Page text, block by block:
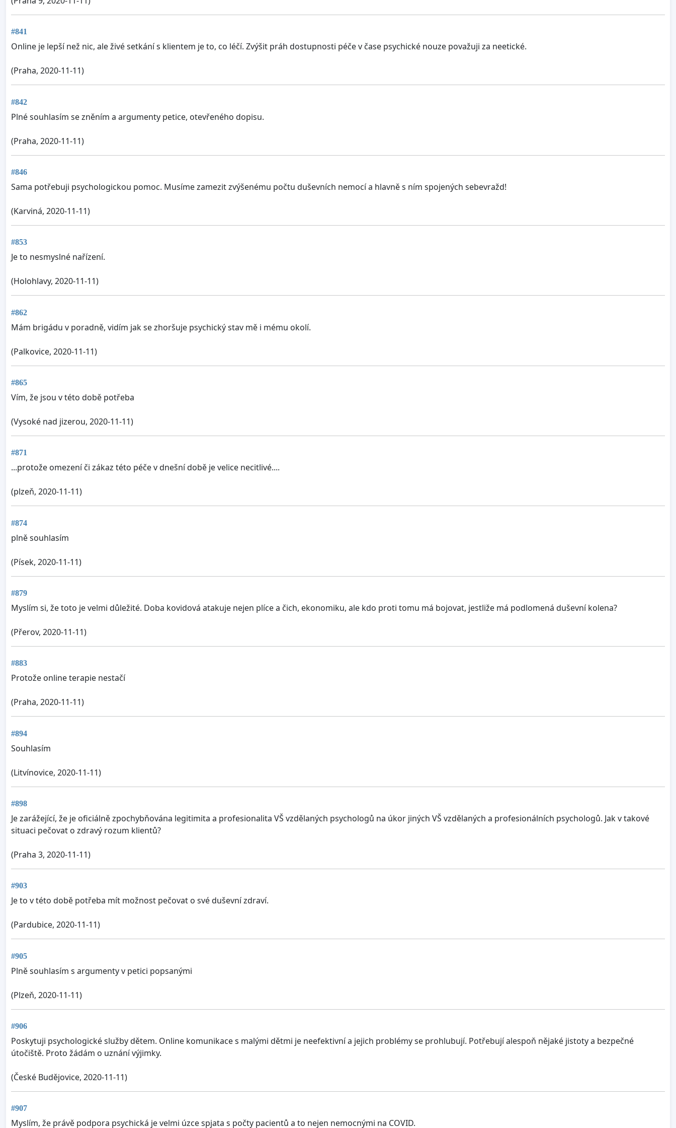
#841
Online je lepší než nic, ale živé setkání s klientem je to, co léčí. Zvýšit práh dostupnosti péče v čase psychické nouze považuji za neetické.
(Praha, 2020-11-11)
#842
Plné souhlasím se zněním a argumenty petice, otevřeného dopisu.
(Praha, 2020-11-11)
#846
Sama potřebuji psychologickou pomoc. Musíme zamezit zvýšenému počtu duševních nemocí a hlavně s ním spojených sebevražd!
(Karviná, 2020-11-11)
#853
Je to nesmyslné nařízení.
(Holohlavy, 2020-11-11)
#862
Mám brigádu v poradně, vidím jak se zhoršuje psychický stav mě i mému okolí.
(Palkovice, 2020-11-11)
#865
Vím, že jsou v této době potřeba
(Vysoké nad jizerou, 2020-11-11)
#871
...protože omezení či zákaz této péče v dnešní době je velice necitlivé....
(plzeň, 2020-11-11)
#874
plně souhlasím
(Písek, 2020-11-11)
#879
Myslím si, že toto je velmi důležité. Doba kovidová atakuje nejen plíce a čich, ekonomiku, ale kdo proti tomu má bojovat, jestliže má podlomená duševní kolena?
(Přerov, 2020-11-11)
#883
Protože online terapie nestačí
(Praha, 2020-11-11)
#894
Souhlasím
(Litvínovice, 2020-11-11)
#898
Je zarážející, že je oficiálně zpochybňována legitimita a profesionalita VŠ vzdělaných psychologů na úkor jiných VŠ vzdělaných a profesionálních psychologů. Jak v takové
situaci pečovat o zdravý rozum klientů?
(Praha 3, 2020-11-11)
#903
Je to v této době potřeba mít možnost pečovat o své duševní zdraví.
(Pardubice, 2020-11-11)
#905
Plně souhlasím s argumenty v petici popsanými
(Plzeň, 2020-11-11)
#906
Poskytuji psychologické služby dětem. Online komunikace s malými dětmi je neefektivní a jejich problémy se prohlubují. Potřebují alespoň nějaké jistoty a bezpečné
útočiště. Proto žádám o uznání výjimky.
(České Budějovice, 2020-11-11)
#907
Myslím, že právě podpora psychická je velmi úzce spjata s počty pacientů a to nejen nemocnými na COVID.